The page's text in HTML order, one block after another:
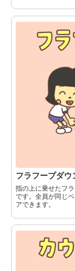
フラフープダウ
指の上に乗せたフ
です。全員が同じ
アできます。